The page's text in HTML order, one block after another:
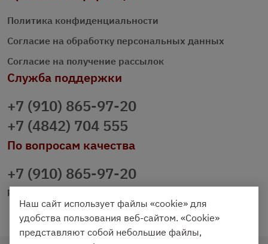
Политика конфиденциальности
Согласие на обработку персональных данных
Согласие на получение рассылок
Служба поддержки
+7 (910) 865-97-20
+7 (4842) 704 555
По вопросам качества
+7 (910) 865-97-20
prazdnichniy40@palmi.ru
Наш сайт использует файлы «cookie» для
удобства пользования веб-сайтом. «Cookie»
представляют собой небольшие файлы,